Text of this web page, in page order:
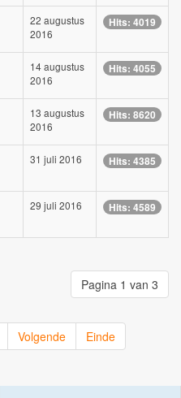
22 augustus
2016
Hits: 4019
14 augustus
2016
Hits: 4055
13 augustus
2016
Hits: 8620
31 juli 2016 Hits: 4385
29 juli 2016 Hits: 4589
Pagina 1 van 3
Volgende Einde